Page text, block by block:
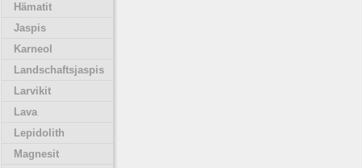
Hämatit
Jaspis
Karneol
Landschaftsjaspis
Larvikit
Lava
Lepidolith
Magnesit